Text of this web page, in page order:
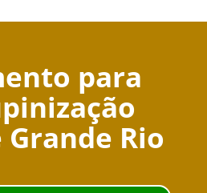
para
Grande Rio